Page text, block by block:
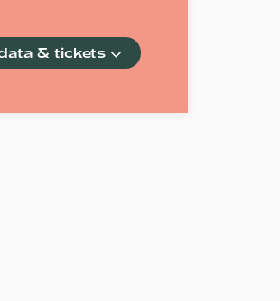
& tickets